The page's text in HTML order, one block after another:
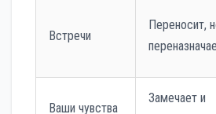
Встречи
Переносит,
Ваши чувства
Замечает и